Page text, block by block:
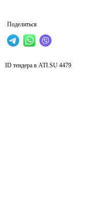
Поделиться
ID тендера в ATI.SU 4479